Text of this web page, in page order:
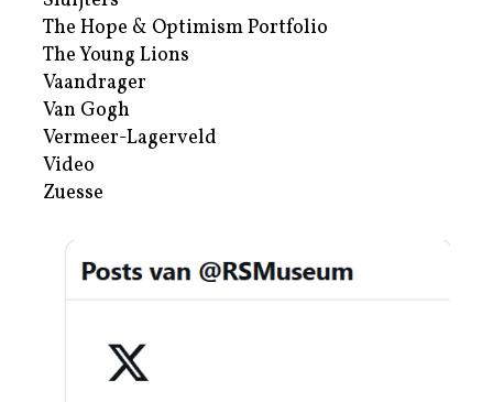
The Hope & Optimism Portfolio
The Young Lions
Vaandrager
Van Gogh
Vermeer-Lagerveld
Video
Zuesse